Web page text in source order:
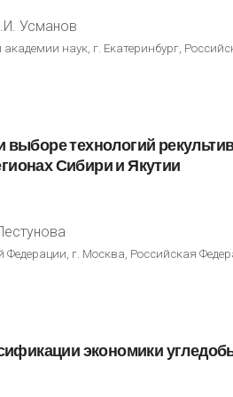
Усманов
наук, г. Екатеринбург,
выборетехнологий
СибирииЯкутии
г. Москва, Российская
экономики